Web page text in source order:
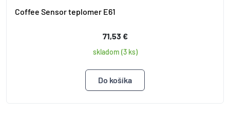
Coffee Sensor teplomer E61
71,53 €
skladom (3 ks)